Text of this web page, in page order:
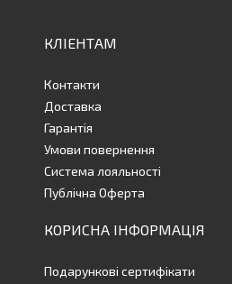
КЛІЕНТАМ
Контакти
Доставка
Гарантія
Умови повернення
Система лояльності
Публічна Оферта
КОРИСНА ІНФОРМАЦІЯ
Подарункові сертифікати